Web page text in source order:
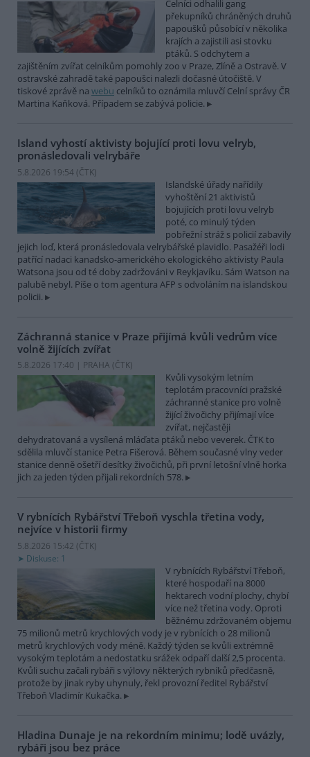
Celníci odhalili gang
překupníků chráněných druhů
papoušků působící v několika
krajích a zajistili asi stovku
ptáků. S odchytem a
zajištěním zvířat celníkům pomohly zoo v Praze, Zlíně a Ostravě. V
ostravské zahradě také papoušci nalezli dočasné útočiště. V
tiskové zprávě na webu celníků to oznámila mluvčí Celní správy ČR
Martina Kaňková. Případem se zabývá policie.
Island vyhostí aktivisty bojující proti lovu velryb,
pronásledovali velrybáře
5.8.2026 19:54 (ČTK)
Islandské úřady nařídily
vyhoštění 21 aktivistů
bojujících proti lovu velryb
poté, co minulý týden
pobřežní stráž s policií zabavily
jejich loď, která pronásledovala velrybářské plavidlo. Pasažéři lodi
patřící nadaci kanadsko-amerického ekologického aktivisty Paula
Watsona jsou od té doby zadržováni v Reykjavíku. Sám Watson na
palubě nebyl. Píše o tom agentura AFP s odvoláním na islandskou
policii.
Záchranná stanice v Praze přijímá kvůli vedrům více
volně žijících zvířat
5.8.2026 17:40 | PRAHA (ČTK)
Kvůli vysokým letním
teplotám pracovníci pražské
záchranné stanice pro volně
žijící živočichy přijímají více
zvířat, nejčastěji
dehydratovaná a vysílená mláďata ptáků nebo veverek. ČTK to
sdělila mluvčí stanice Petra Fišerová. Během současné vlny veder
stanice denně ošetří desítky živočichů, při první letošní vlně horka
jich za jeden týden přijali rekordních 578.
V rybnících Rybářství Třeboň vyschla třetina vody,
nejvíce v historii firmy
5.8.2026 15:42 (ČTK)
Diskuse: 1
V rybnících Rybářství Třeboň,
které hospodaří na 8000
hektarech vodní plochy, chybí
více než třetina vody. Oproti
běžnému zdržovaném objemu
75 milionů metrů krychlových vody je v rybnících o 28 milionů
metrů krychlových vody méně. Každý týden se kvůli extrémně
vysokým teplotám a nedostatku srážek odpaří další 2,5 procenta.
Kvůli suchu začali rybáři s výlovy některých rybníků předčasně,
protože by jinak ryby uhynuly, řekl provozní ředitel Rybářství
Třeboň Vladimír Kukačka.
Hladina Dunaje je na rekordním minimu; lodě uvázly,
rybáři jsou bez práce